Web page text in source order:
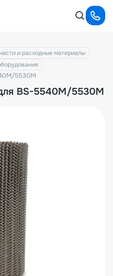
и расходные материалы
5530M
BS-5540M/5530M